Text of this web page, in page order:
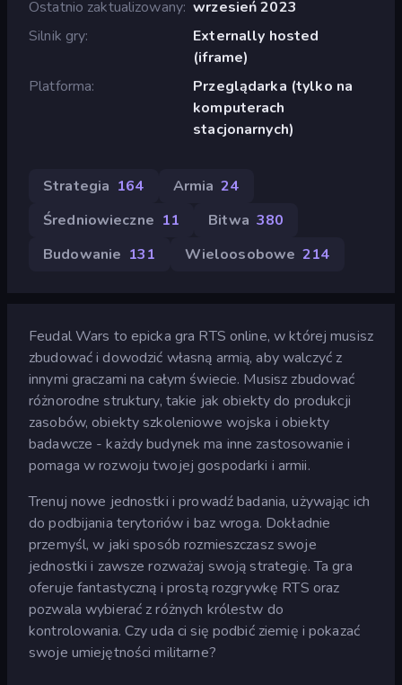
Ostatnio zaktualizowany wrzesień 2023
Silnik gry
Externally hosted
(iframe)
Platforma
Przeglądarka (tylko na
komputerach
stacjonarnych)
Strategia 164 Armia 24
Średniowieczne 11 Bitwa 380
Budowanie 131 Wieloosobowe 214
Feudal Wars to epicka gra RTS online, w której musisz
zbudować i dowodzić własną armią, aby walczyć z
innymi graczami na całym świecie. Musisz zbudować
różnorodne struktury, takie jak obiekty do produkcji
zasobów, obiekty szkoleniowe wojska i obiekty
badawcze - każdy budynek ma inne zastosowanie i
pomaga w rozwoju twojej gospodarki i armii.
Trenuj nowe jednostki i prowadź badania, używając ich
do podbijania terytoriów i baz wroga. Dokładnie
przemyśl, w jaki sposób rozmieszczasz swoje
jednostki i zawsze rozważaj swoją strategię. Ta gra
oferuje fantastyczną i prostą rozgrywkę RTS oraz
pozwala wybierać z różnych królestw do
kontrolowania. Czy uda ci się podbić ziemię i pokazać
swoje umiejętności militarne?